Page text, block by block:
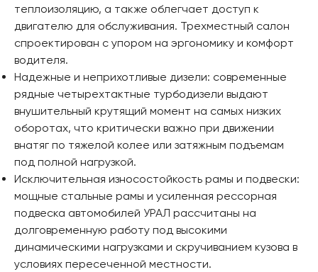
теплоизоляцию, а также облегчает доступ к
двигателю для обслуживания. Трехместный салон
спроектирован с упором на эргономику и комфорт
водителя.
Надежные и неприхотливые дизели: современные
рядные четырехтактные турбодизели выдают
внушительный крутящий момент на самых низких
оборотах, что критически важно при движении
внатяг по тяжелой колее или затяжным подъемам
под полной нагрузкой.
Исключительная износостойкость рамы и подвески:
мощные стальные рамы и усиленная рессорная
подвеска автомобилей УРАЛ рассчитаны на
долговременную работу под высокими
динамическими нагрузками и скручиванием кузова в
условиях пересеченной местности.